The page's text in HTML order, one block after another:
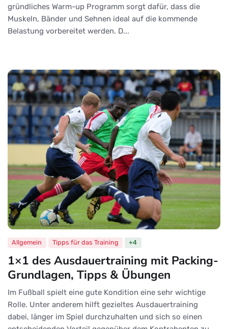
gründliches Warm-up Programm sorgt dafür, dass die
Muskeln, Bänder und Sehnen ideal auf die kommende
Belastung vorbereitet werden. D...
1×1 des Ausdauertraining mit Packing-
Grundlagen, Tipps & Übungen
Im Fußball spielt eine gute Kondition eine sehr wichtige
Rolle. Unter anderem hilft gezieltes Ausdauertraining
dabei, länger im Spiel durchzuhalten und sich so einen
Allgemein Tipps für das Training +4